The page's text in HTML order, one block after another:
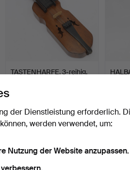
TASTENHARFE, 3-reihig,
523 USD
auf
800
der Dienstleistung erforderlich.
werden verwendet, um:
Nutzung der Website anzupassen.